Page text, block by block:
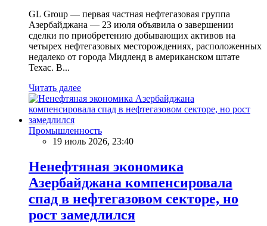
GL Group — первая частная нефтегазовая группа
Азербайджана — 23 июля объявила о завершении
сделки по приобретению добывающих активов на
четырех нефтегазовых месторождениях, расположенных
недалеко от города Мидленд в американском штате
Техас. В...
Читать далее
Промышленность
19 июль 2026, 23:40
Ненефтяная экономика
Азербайджана компенсировала
спад в нефтегазовом секторе, но
рост замедлился